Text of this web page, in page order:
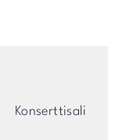
Konserttisali